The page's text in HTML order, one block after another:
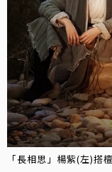
「長相思」楊紫(左)搭